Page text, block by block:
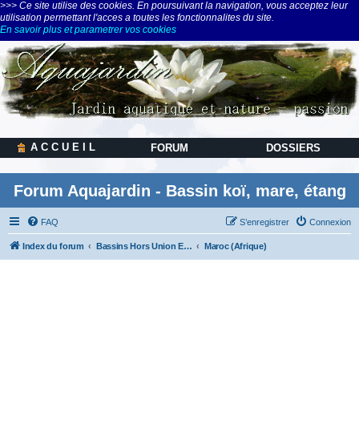
>>> Ce site utilise des cookies. En poursuivant la navigation, vous acceptez leur
utilisation permettant l'acces a toutes les fonctionnalites du site.
En savoir plus et parametrer vos cookies
A C C U E I L FORUM DOSSIERS
Forum Aquajardin - Bassin koï, mare, étang
FAQ Connexion
S’enregistrer
Index du forum Bassins Hors Union Européenne ou Hors Europe Maroc (Afrique)